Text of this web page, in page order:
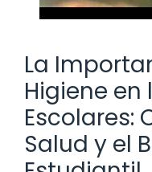
La
Higiene en
Escolares:
Salud y el